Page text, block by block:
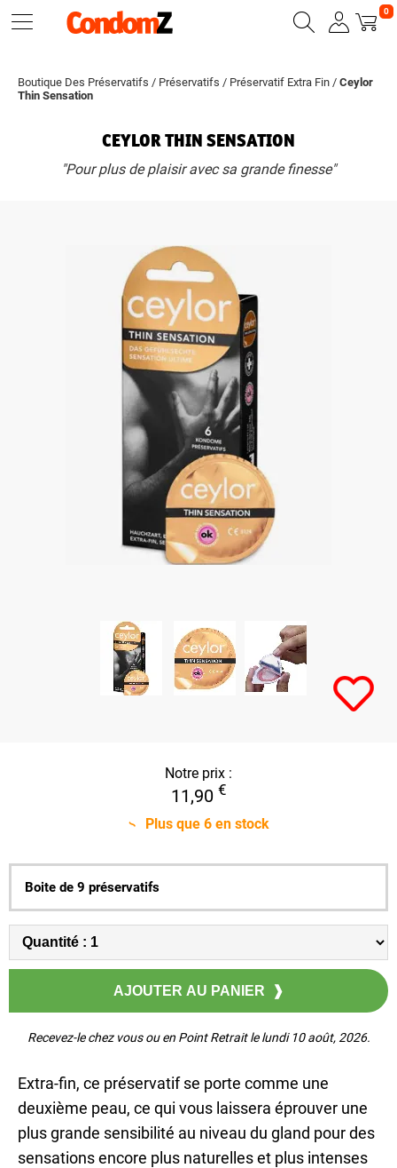
0
Boutique Des Préservatifs / Préservatifs / Préservatif Extra Fin / Ceylor
Thin Sensation
CEYLOR THIN SENSATION
"Pour plus de plaisir avec sa grande finesse"
Notre prix :
11,90 €
Plus que 6en stock
Boite de 9 préservatifs
Recevez-le chez vous ou en Point Retrait le lundi 10 août, 2026.
Extra-fin, ce préservatif se porte comme une
deuxième peau, ce qui vous laissera éprouver une
plus grande sensibilité au niveau du gland pour des
sensations encore plus naturelles et plus intenses